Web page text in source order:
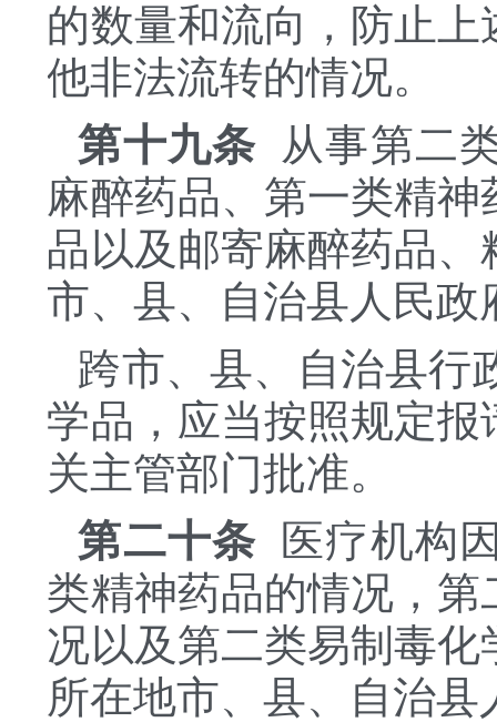
的数量和流向，防止
他非法流转的情况。
第十九条 从事第二
麻醉药品、第一类精
品以及邮寄麻醉药品
市、县、自治县人民
跨市、县、自治县行
学品，应当按照规定
关主管部门批准。
第二十条 医疗机构
类精神药品的情况，
况以及第二类易制毒
所在地市、县、自治